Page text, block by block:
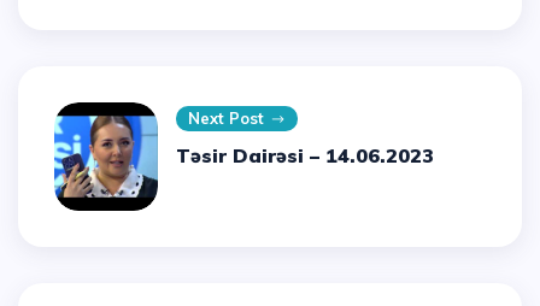
Next Post
Təsir Dairəsi – 14.06.2023